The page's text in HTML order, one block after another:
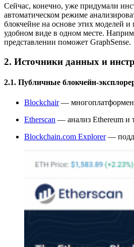
Сейчас, конечно, уже придумали
автоматическом режиме
блокчейне на основе этих моделей и
удобном виде в одном месте.
представлении поможет GraphSense.
2. Источники данных и
2.1. Публичные блокчейн-
Blockchair—
Etherscan — анализ Ethereum и
Blockchain.com Explorer—